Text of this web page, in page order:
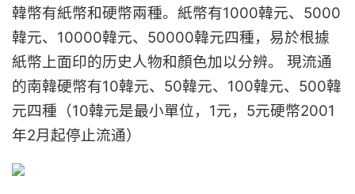
韓幣有紙幣和硬幣兩種。紙幣有1000韓元、5000
韓元、10000韓元、50000韓元四種，易於根據
紙幣上面印的历史人物和顏色加以分辨。 現流通
的南韓硬幣有10韓元、50韓元、100韓元、500韓
元四種（10韓元是最小單位，1元，5元硬幣2001
年2月起停止流通）